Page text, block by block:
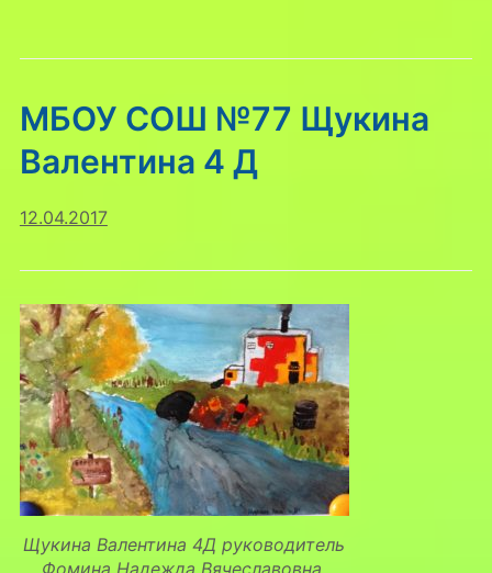
МБОУ СОШ №77 Щукина
Валентина 4 Д
12.04.2017
Щукина Валентина 4Д руководитель
Фомина Надежда Вячеславовна